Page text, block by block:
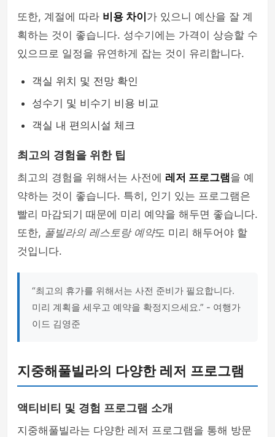
또한, 계절에 따라 비용 차이 가 있으니 예산을 잘 계
획하는 것이 좋습니다. 성수기에는 가격이 상승할 수
있으므로 일정을 유연하게 잡는 것이 유리합니다.
객실 위치 및 전망 확인
성수기 및 비수기 비용 비교
객실 내 편의시설 체크
최고의 경험을 위한 팁
최고의 경험을 위해서는 사전에 레저 프로그램을 예
약하는 것이 좋습니다. 특히, 인기 있는 프로그램은
빨리 마감되기 때문에 미리 예약을 해두면 좋습니다.
또한, 풀빌라의 레스토랑 예약도 미리 해두어야 할
것입니다.
“최고의 휴가를 위해서는 사전 준비가 필요합니다.
미리 계획을 세우고 예약을 확정지으세요.” - 여행가
이드 김영준
지중해풀빌라의 다양한 레저 프로그램
액티비티 및 경험 프로그램 소개
지중해풀빌라는 다양한 레저 프로그램을 통해 방문